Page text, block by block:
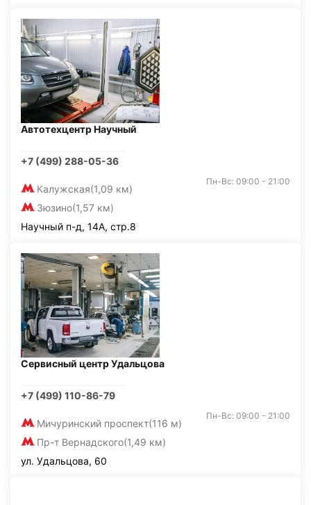
Автотехцентр Научный
+7 (499) 288-05-36
Калужская(1,09 км)
Зюзино(1,57 км)
Пн-Вс: 09:00 - 21:00
Научный п-д, 14А, стр.8
Сервисный центр Удальцова
+7 (499) 110-86-79
Мичуринский проспект(116 м)
Пр-т Вернадского(1,49 км)
Пн-Вс: 09:00 - 21:00
ул. Удальцова, 60